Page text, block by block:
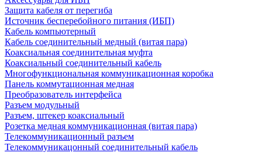
Защита кабеля от перегиба
Источник бесперебойного питания (ИБП)
Кабель компьютерный
Кабель соединительный медный (витая пара)
Коаксиальная соединительная муфта
Коаксиальный соединительный кабель
Многофункциональная коммуникационная коробка
Панель коммутационная медная
Преобразователь интерфейса
Разъем модульный
Разъем, штекер коаксиальный
Розетка медная коммуникационная (витая пара)
Телекоммуникационный разъем
Телекоммуникацонный соединительный кабель